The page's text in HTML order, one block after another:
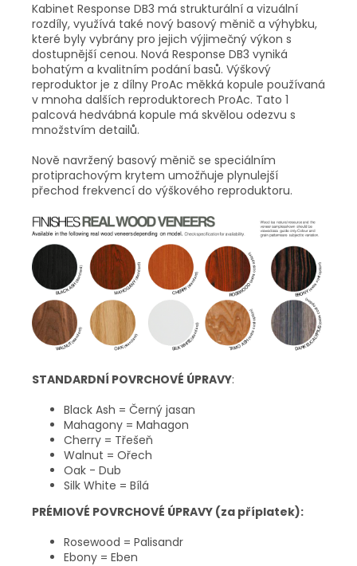
Kabinet Response DB3 má strukturální a vizuální
rozdíly, využívá také nový basový měnič a výhybku,
které byly vybrány pro jejich výjimečný výkon s
dostupnější cenou. Nová Response DB3 vyniká
bohatým a kvalitním podání basů. Výškový
reproduktor je z dílny ProAc měkká kopule používaná
v mnoha dalších reproduktorech ProAc. Tato 1
palcová hedvábná kopule má skvělou odezvu s
množstvím detailů.
Nově navržený basový měnič se speciálním
protiprachovým krytem umožňuje plynulejší
přechod frekvencí do výškového reproduktoru.
STANDARDNÍ POVRCHOVÉ ÚPRAVY:
Black Ash = Černý jasan
Mahagony = Mahagon
Cherry = Třešeň
Walnut = Ořech
Oak - Dub
Silk White = Bílá
PRÉMIOVÉ POVRCHOVÉ ÚPRAVY (za příplatek):
Rosewood = Palisandr
Ebony = Eben